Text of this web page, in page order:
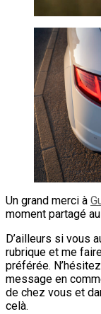
Un grand merci à
moment partagé
D’ailleurs si vous
rubrique et me
préférée.
message en
de chez vous et
celà.